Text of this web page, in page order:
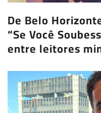
De Belo
“Se Você
entre leitores